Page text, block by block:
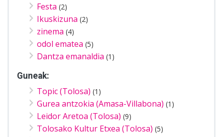
Festa (2)
Ikuskizuna (2)
zinema (4)
odol ematea (5)
Dantza emanaldia (1)
Guneak:
Topic (Tolosa) (1)
Gurea antzokia (Amasa-Villabona) (1)
Leidor Aretoa (Tolosa) (9)
Tolosako Kultur Etxea (Tolosa) (5)